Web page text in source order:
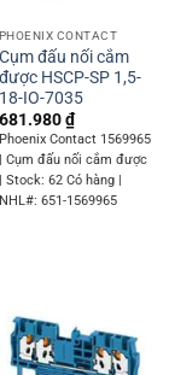
PHOENIX CONTACT
Cụm đấu nối cắm
được HSCP-SP 1,5-
18-IO-7035
681.980₫
Phoenix Contact 1569965
| Cụm đấu nối cắm được
| Stock: 62 Có hàng |
NHL#: 651-1569965